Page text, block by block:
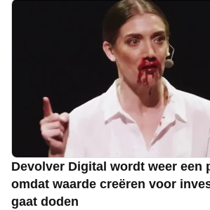
Devolver Digital wordt weer een
omdat waarde creëren voor
gaat doden